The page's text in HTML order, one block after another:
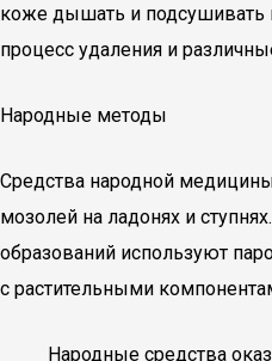
коже дышать и подсушивать
процесс удаления и
Народные методы
Средства народной
мозолей на ладонях и
образований используют
с растительными
Народные средства